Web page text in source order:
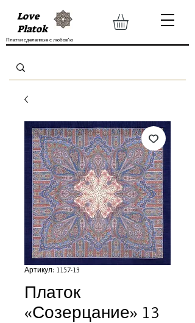
Love
Platok
Платки сделанные с любов'ю
Артикул: 1157-13
Платок
«Созерцание» 13